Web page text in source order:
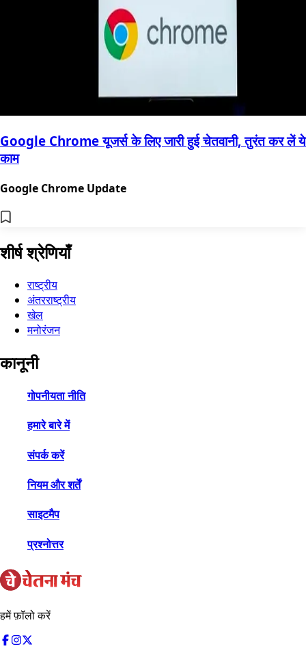
Google Chrome यूजर्स के लिए जारी हुई चेतवानी, तुरंत कर लें ये
काम
Google Chrome Update
शीर्ष श्रेणियाँ
राष्ट्रीय
अंतरराष्ट्रीय
खेल
मनोरंजन
कानूनी
गोपनीयता नीति
हमारे बारे में
संपर्क करें
नियम और शर्तें
साइटमैप
प्रश्नोत्तर
हमें फ़ॉलो करें